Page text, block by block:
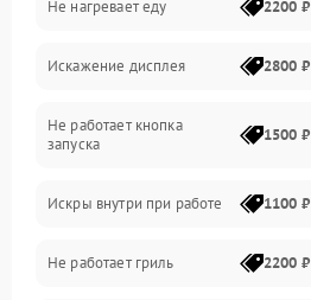
Механические повреждения
Питание и запуск
Нагрев и приготовление
Программное обеспечение
Не нагревает еду 2200 ₽
Искажение дисплея 2800 ₽
Не работает кнопка
запуска
1500 ₽
Искры внутри при работе 1100 ₽
Не работает гриль 2200 ₽